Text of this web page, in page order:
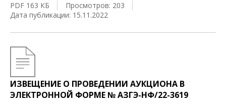
PDF 163 КБ
Просмотров: 203
Дата публикации: 15.11.2022
ИЗВЕЩЕНИЕ О ПРОВЕДЕНИИ АУКЦИОНА В
ЭЛЕКТРОННОЙ ФОРМЕ № АЗГЭ-НФ/22-3619